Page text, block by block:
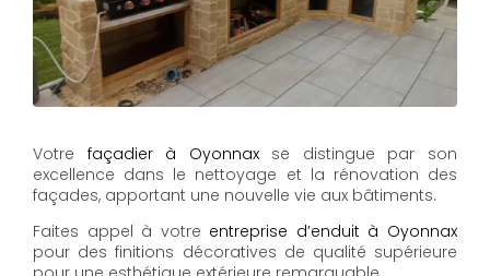
Votre façadier à Oyonnaxse distingue par son
excellence dans le nettoyage et la rénovation des
façades, apportant une nouvelle vie aux bâtiments.
Faites appel à votre entreprise d’enduit à Oyonnax
pour des finitions décoratives de qualité supérieure